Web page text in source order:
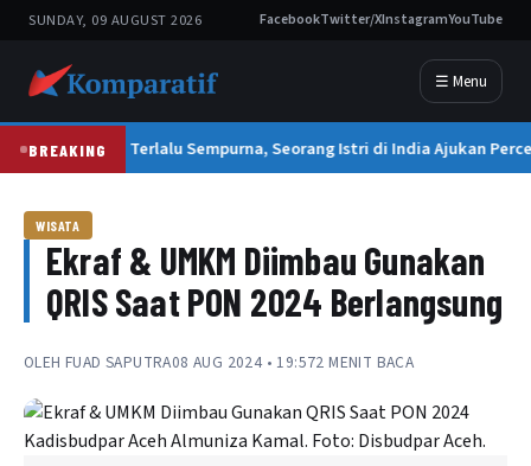
SUNDAY, 09 AUGUST 2026 FacebookTwitter/XInstagramYouTube
☰ Menu
BREAKINGSuami Terlalu Sempurna, Seorang Istri di India Ajukan
WISATA
Ekraf & UMKM Diimbau Gunakan
QRIS Saat PON 2024 Berlangsung
OLEH FUAD SAPUTRA08 AUG 2024 • 19:572 MENIT BACA